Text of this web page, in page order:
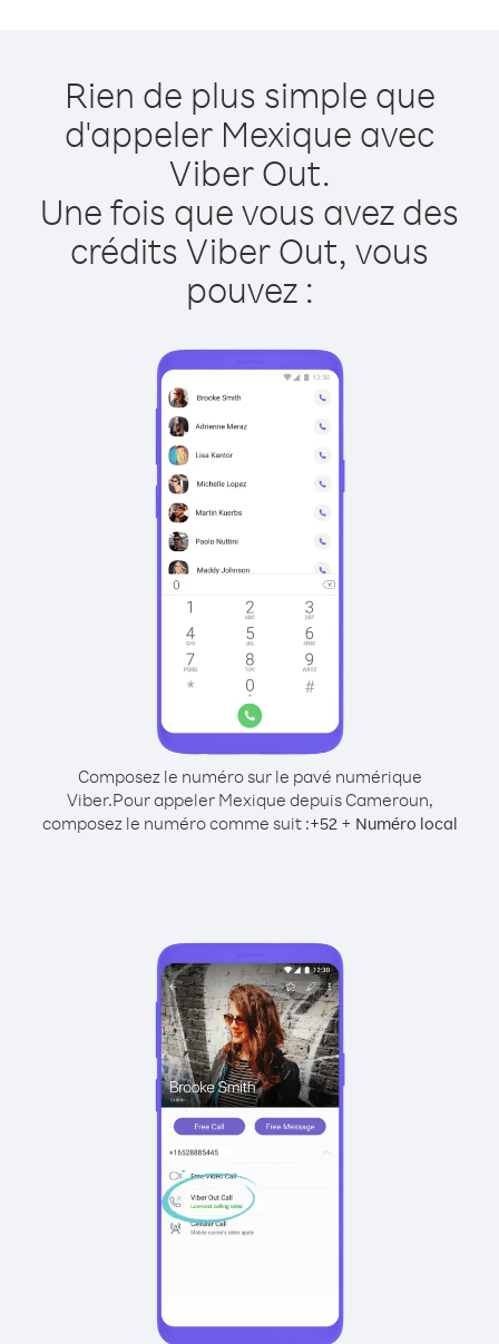
Rien de plus simple que
d'appeler Mexique avec
Viber Out.
Une fois que vous avez des
crédits Viber Out, vous
pouvez :
Composez le numéro sur le pavé numérique
Viber.Pour appeler Mexique depuis Cameroun,
composez le numéro comme suit :+52+ Numéro local